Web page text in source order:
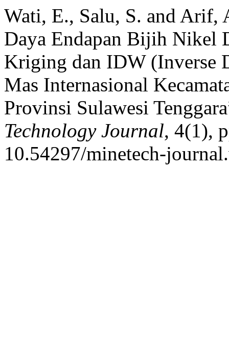
Wati, E., Salu, S. and Arif,
Daya Endapan Bijih Nikel
Kriging dan IDW (Inverse
Mas Internasional
Provinsi Sulawesi
Technology Journal, 4(1),
10.54297/minetech-